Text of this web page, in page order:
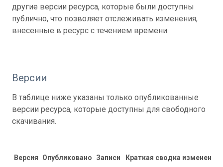
другие версии ресурса, которые были доступны
публично, что позволяет отслеживать изменения,
внесенные в ресурс с течением времени.
Версии
В таблице ниже указаны только опубликованные
версии ресурса, которые доступны для свободного
скачивания.
Версия Опубликовано Записи Краткая сводка изменений